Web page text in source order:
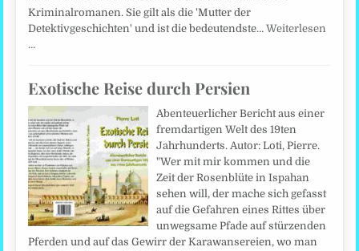
Kriminalromanen. Sie gilt als die 'Mutter der
Detektivgeschichten' und ist die bedeutendste…Weiterlesen
…
Exotische Reise durch Persien
Abenteuerlicher Bericht aus einer
fremdartigen Welt des 19ten
Jahrhunderts. Autor: Loti, Pierre.
"Wer mit mir kommen und die
Zeit der Rosenblüte in Ispahan
sehen will, der mache sich gefasst
auf die Gefahren eines Rittes über
unwegsame Pfade auf stürzenden
Pferden und auf das Gewirr der Karawansereien, wo man